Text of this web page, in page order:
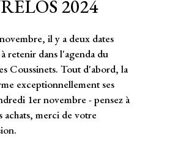
2024
il y a deux dates
retenir dans l'agenda du
Coussinets. Tout d'abord, la
exceptionnellement ses
1er novembre - pensez à
achats, merci de votre